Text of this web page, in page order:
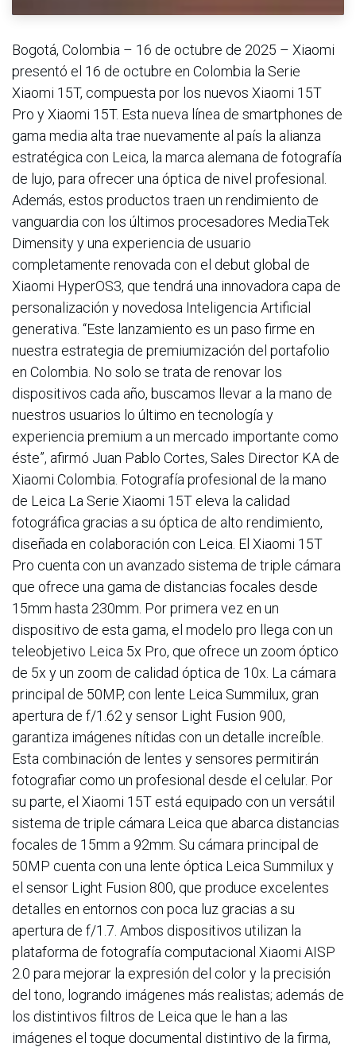
Bogotá, Colombia – 16 de octubre de 2025 – Xiaomi
presentó el 16 de octubre en Colombia la Serie
Xiaomi 15T, compuesta por los nuevos Xiaomi 15T
Pro y Xiaomi 15T. Esta nueva línea de smartphones de
gama media alta trae nuevamente al país la alianza
estratégica con Leica, la marca alemana de fotografía
de lujo, para ofrecer una óptica de nivel profesional.
Además, estos productos traen un rendimiento de
vanguardia con los últimos procesadores MediaTek
Dimensity y una experiencia de usuario
completamente renovada con el debut global de
Xiaomi HyperOS3, que tendrá una innovadora capa de
personalización y novedosa Inteligencia Artificial
generativa. “Este lanzamiento es un paso firme en
nuestra estrategia de premiumización del portafolio
en Colombia. No solo se trata de renovar los
dispositivos cada año, buscamos llevar a la mano de
nuestros usuarios lo último en tecnología y
experiencia premium a un mercado importante como
éste”, afirmó Juan Pablo Cortes, Sales Director KA de
Xiaomi Colombia. Fotografía profesional de la mano
de Leica La Serie Xiaomi 15T eleva la calidad
fotográfica gracias a su óptica de alto rendimiento,
diseñada en colaboración con Leica. El Xiaomi 15T
Pro cuenta con un avanzado sistema de triple cámara
que ofrece una gama de distancias focales desde
15mm hasta 230mm. Por primera vez en un
dispositivo de esta gama, el modelo pro llega con un
teleobjetivo Leica 5x Pro, que ofrece un zoom óptico
de 5x y un zoom de calidad óptica de 10x. La cámara
principal de 50MP, con lente Leica Summilux, gran
apertura de f/1.62 y sensor Light Fusion 900,
garantiza imágenes nítidas con un detalle increíble.
Esta combinación de lentes y sensores permitirán
fotografiar como un profesional desde el celular. Por
su parte, el Xiaomi 15T está equipado con un versátil
sistema de triple cámara Leica que abarca distancias
focales de 15mm a 92mm. Su cámara principal de
50MP cuenta con una lente óptica Leica Summilux y
el sensor Light Fusion 800, que produce excelentes
detalles en entornos con poca luz gracias a su
apertura de f/1.7. Ambos dispositivos utilizan la
plataforma de fotografía computacional Xiaomi AISP
2.0 para mejorar la expresión del color y la precisión
del tono, logrando imágenes más realistas; además de
los distintivos filtros de Leica que le han a las
imágenes el toque documental distintivo de la firma,